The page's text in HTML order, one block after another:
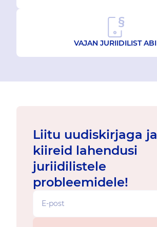
VAJAN JURIIDILIST ABI
Liitu uudiskirjaga
kiireid lahendusi
juriidilistele
probleemidele!